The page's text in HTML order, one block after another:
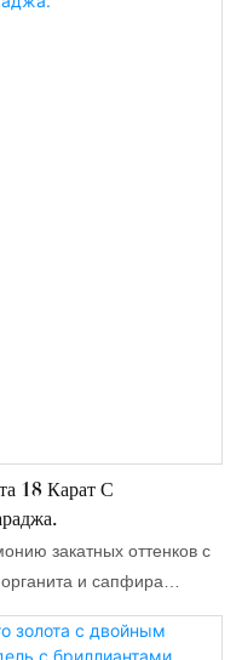
18 Карат С
закатных оттенков с
и сапфира
украшения
нежно-розовых